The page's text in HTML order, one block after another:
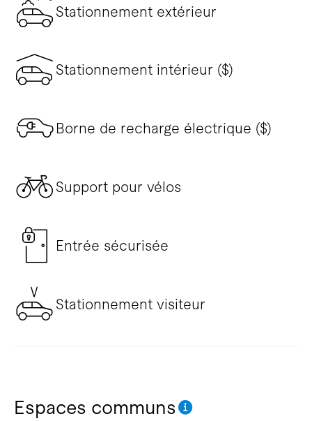
Stationnement extérieur
Stationnement intérieur ($)
Borne de recharge électrique ($)
Support pour vélos
Entrée sécurisée
Stationnement visiteur
Espaces communs